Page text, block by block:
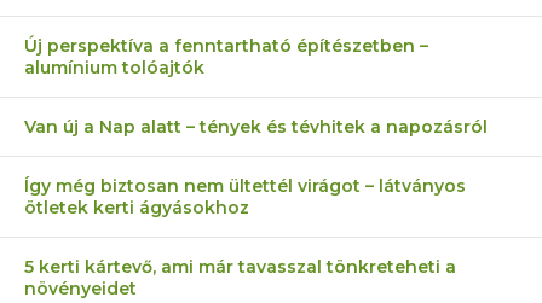
Új perspektíva a fenntartható építészetben –
alumínium tolóajtók
Van új a Nap alatt – tények és tévhitek a napozásról
Így még biztosan nem ültettél virágot – látványos
ötletek kerti ágyásokhoz
5 kerti kártevő, ami már tavasszal tönkreteheti a
növényeidet